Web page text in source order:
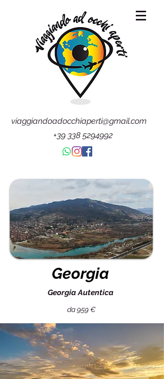
viaggiandoadocchiaperti@gmail.com
+39 338 5294992
Georgia
Georgia Autentica
da 959 €